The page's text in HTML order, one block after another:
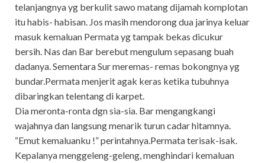
telanjangnya yg berkulit sawo matang dijamah komplotan
itu habis- habisan. Jos masih mendorong dua jarinya keluar
masuk kemaluan Permata yg tampak bekas dicukur
bersih. Nas dan Bar berebut mengulum sepasang buah
dadanya. Sementara Sur meremas- remas bokongnya yg
bundar.Permata menjerit agak keras ketika tubuhnya
dibaringkan telentang di karpet.
Dia meronta-ronta dgn sia-sia. Bar mengangkangi
wajahnya dan langsung menarik turun cadar hitamnya.
“Emut kemaluanku !” perintahnya.Permata terisak-isak.
Kepalanya menggeleng-geleng, menghindari kemaluan